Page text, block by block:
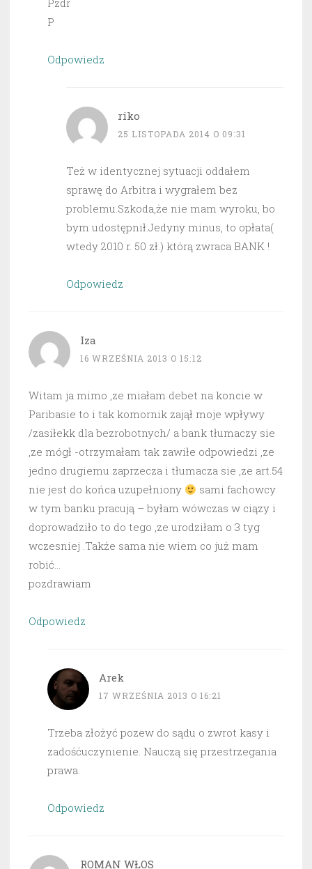
Pzdr
P
Odpowiedz
riko
25 LISTOPADA 2014 O 09:31
Też w identycznej sytuacji oddałem
sprawę do Arbitra i wygrałem bez
problemu.Szkoda,że nie mam wyroku, bo
bym udostępnił.Jedyny minus, to opłata(
wtedy 2010 r. 50 zł.) którą zwraca BANK !
Odpowiedz
Iza
16 WRZEŚNIA 2013 O 15:12
Witam ja mimo ,ze miałam debet na koncie w
Paribasie to i tak komornik zajął moje wpływy
/zasiłekk dla bezrobotnych/ a bank tłumaczy sie
,ze mógł -otrzymałam tak zawiłe odpowiedzi ,ze
jedno drugiemu zaprzecza i tłumacza sie ,ze art.54
nie jest do końca uzupełniony
sami fachowcy
w tym banku pracują – byłam wówczas w ciązy i
doprowadziło to do tego ,ze urodziłam o 3 tyg
wczesniej .Także sama nie wiem co już mam
robić…
pozdrawiam
Odpowiedz
Arek
17 WRZEŚNIA 2013 O 16:21
Trzeba złożyć pozew do sądu o zwrot kasy i
zadośćuczynienie. Nauczą się przestrzegania
prawa.
Odpowiedz
ROMAN WŁOS